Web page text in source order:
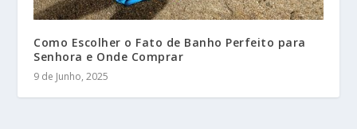
Como Escolher o Fato de Banho Perfeito para
Senhora e Onde Comprar
9 de Junho, 2025